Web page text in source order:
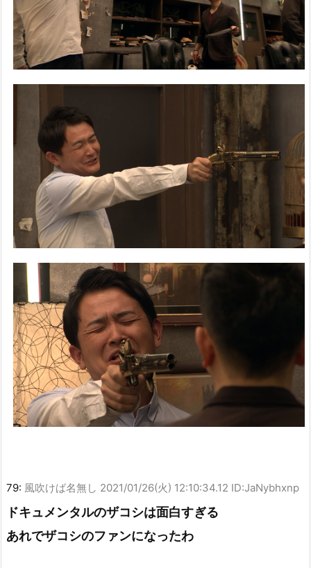
79: 風吹けば名無し 2021/01/26(火) 12:10:34.12 ID:JaNybhxnp
ドキュメンタルのザコシは面白すぎる
あれでザコシのファンになったわ